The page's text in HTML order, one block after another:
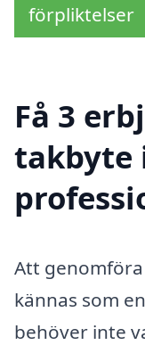
förpliktelser
Få 3
takbyte
Att
kännas som
behöver inte